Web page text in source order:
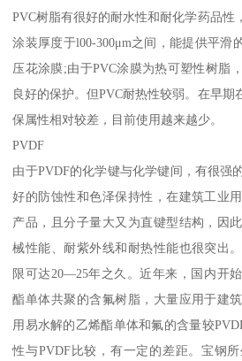
PVC树脂有很好的耐水性和耐化学药品性
涂装厚度于l00-300μm之间，能提供平滑
压花涂膜;由于PVC涂膜为热可塑性树脂
良好的保护。但PVC耐热性较弱。在早期
保属性相对较差，目前使用越来越少。
PVDF
由于PVDF的化学键与化学键间，有很强
好的防蚀性和色泽保持性，在建筑工业
产品，且分子量大又为直键型结构，因
械性能、耐紫外线和耐热性能也很突出
限可达20—25年之久。近年来，国内开
酯单体共聚的含氟树脂，大量应用于建
用易水解的乙烯酯单体和氟的含量较
性与PVDF比较，有一定的差距。宝钢